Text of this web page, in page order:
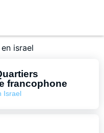
francophone
Israel